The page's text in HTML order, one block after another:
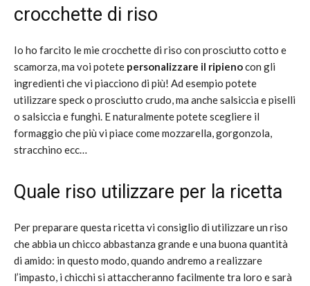
crocchette di riso
Io ho farcito le mie crocchette di riso con prosciutto cotto e
scamorza, ma voi potete personalizzare il ripienocon gli
ingredienti che vi piacciono di più! Ad esempio potete
utilizzare speck o prosciutto crudo, ma anche salsiccia e piselli
o salsiccia e funghi. E naturalmente potete scegliere il
formaggio che più vi piace come mozzarella, gorgonzola,
stracchino ecc…
Quale riso utilizzare per la ricetta
Per preparare questa ricetta vi consiglio di utilizzare un riso
che abbia un chicco abbastanza grande e una buona quantità
di amido: in questo modo, quando andremo a realizzare
l’impasto, i chicchi si attaccheranno facilmente tra loro e sarà